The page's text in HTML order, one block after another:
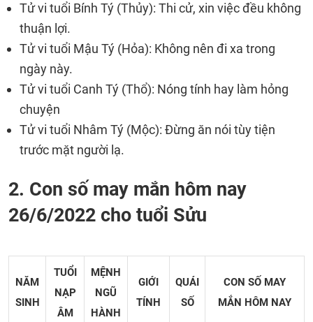
Tử vi tuổi Bính Tý (Thủy): Thi cử, xin việc đều không
thuận lợi.
Tử vi tuổi Mậu Tý (Hỏa): Không nên đi xa trong
ngày này.
Tử vi tuổi Canh Tý (Thổ): Nóng tính hay làm hỏng
chuyện
Tử vi tuổi Nhâm Tý (Mộc): Đừng ăn nói tùy tiện
trước mặt người lạ.
2. Con số may mắn hôm nay
26/6/2022 cho tuổi Sửu
NĂM
SINH
TUỔI
NẠP
ÂM
MỆNH
NGŨ
HÀNH
GIỚI
TÍNH
QUÁI
SỐ
CON SỐ MAY
MẮN HÔM NAY